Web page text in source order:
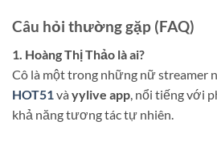
Câu hỏi thường gặp (FAQ)
1. Hoàng Thị Thảo là ai?
Cô là một trong những nữ streamer
HOT51 và yylive app , nổi tiếng với
khả năng tương tác tự nhiên.